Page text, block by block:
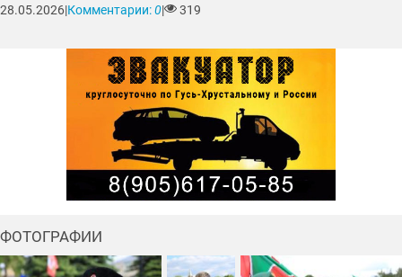
28.05.2026|Комментарии:0| 319
ФОТОГРАФИИ